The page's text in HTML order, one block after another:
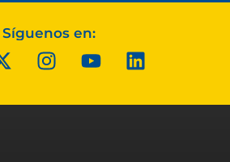
Síguenos en: